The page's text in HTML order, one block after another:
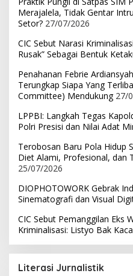
Merajalela, Tidak Gentar
Setor? 27/07/2026
CIC Sebut Narasi
Rusak” Sebagai Bentuk
Penahanan Febrie
Terungkap Siapa Yang
Committee) Mendukung 27/
LPPBI: Langkah Tegas
Polri Presisi dan Nilai Adat
Terobosan Baru Pola Hidup
Diet Alami, Profesional, dan
25/07/2026
DIOPHOTOWORK Gebrak
Sinematografi dan Visual
CIC Sebut Pemanggilan Eks
Kriminalisasi: Listyo Bak
Literasi Jurnalistik